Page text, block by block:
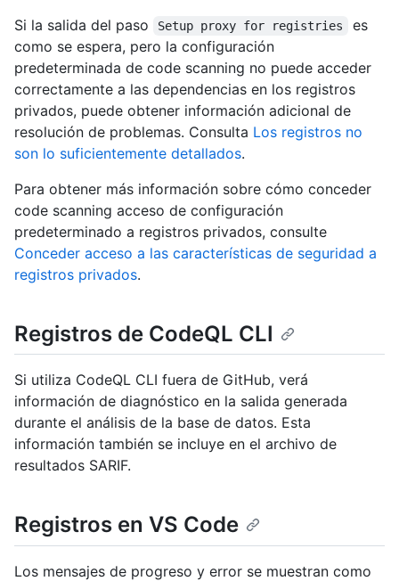
Si la salida del paso
Setup proxy for registries
es
como se espera, pero la configuración
predeterminada de code scanning no puede acceder
correctamente a las dependencias en los registros
privados, puede obtener información adicional de
resolución de problemas. Consulta Los registros no
son lo suficientemente detallados.
Para obtener más información sobre cómo conceder
code scanning acceso de configuración
predeterminado a registros privados, consulte
Conceder acceso a las características de seguridad a
registros privados.
Registros de CodeQL CLI
Si utiliza CodeQL CLI fuera de GitHub, verá
información de diagnóstico en la salida generada
durante el análisis de la base de datos. Esta
información también se incluye en el archivo de
resultados SARIF.
Registros en VS Code
Los mensajes de progreso y error se muestran como